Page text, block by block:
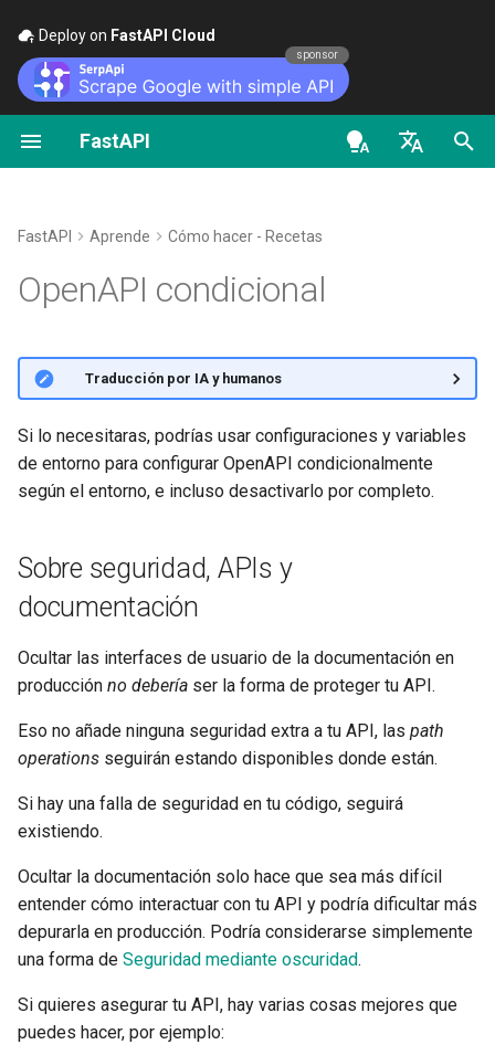
Deploy on FastAPI Cloud
sponsor
FastAPI
de - Deutsch
es - español
hi - हिन्दी
ja - 日本語
ko - 한국어
pt - português
tr - Türkçe
zh-hant - 繁體中文
Primeros Pasos
Request Body
Parámetros de Query y
Validaciones de String
Parámetros de Path y
Validaciones Numéricas
Query
Cuerpo - Múltiples
Body - Campos
Cuerpo - Modelos Anidados
Declara Datos de Ejemplo de
Request
Tipos de Datos Extra
Parámetros de Cookie
Modelos de Cookies
Clases como
decoradores de path
Dependencias Globales
Seguridad - Primeros
y Bearer
hashing), Bearer con
Transmitir datos
Path Operation
Códigos de Estado
Adicionales
Devolver una Response
Directamente
Response Personalizado -
HTML, Stream, Archivo, otros
OpenAPI
Cookies de Response
Headers de Response
de Estado
Dependencias Avanzadas
Scopes de OAuth2
Usar el Request Directamente
Usando Dataclasses
Middleware Avanzado
Sobre las versiones de
FastAPI Cloud
Sobre HTTPS
Manualmente
Implementación
Despliega FastAPI en
Servidores Workers - Uvicorn
con Workers
FastAPI en Contenedores -
Docker
Sobre seguridad, APIs y
OpenAPI condicional desde
entorno
FastAPI class
UploadFile class
Exceptions - HTTPException
and WebSocketException
Dependencies - Depends()
and Security()
Background Tasks -
BackgroundTasks
Request class
HTTPConnection class
Response class
Custom Response Classes -
File, HTML, Redirect,
Streaming, etc.
EventSourceResponse and
ServerSentEvent
OpenAPI docs
FastAPI People
Translations
Plantilla Full Stack FastAPI
FastAPI and friends
newsletter
Alternativas, Inspiración y
Historia, Diseño y Futuro
Benchmarks
FastAPI Aprende Cómo hacer - Recetas
OpenAPI condicional
🌐 Traducción por IA y humanos
Si lo necesitaras, podrías usar configuraciones y variables
de entorno para configurar OpenAPI condicionalmente
según el entorno, e incluso desactivarlo por completo.
Sobre seguridad, APIs y
documentación
Ocultar las interfaces de usuario de la documentación en
producción no debería ser la forma de proteger tu API.
Eso no añade ninguna seguridad extra a tu API, las path
operations seguirán estando disponibles donde están.
Si hay una falla de seguridad en tu código, seguirá
existiendo.
Ocultar la documentación solo hace que sea más difícil
entender cómo interactuar con tu API y podría dificultar más
depurarla en producción. Podría considerarse simplemente
una forma de Seguridad mediante oscuridad.
Si quieres asegurar tu API, hay varias cosas mejores que
puedes hacer, por ejemplo: